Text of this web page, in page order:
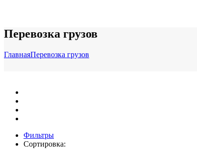
Перевозка грузов
ГлавнаяПеревозка грузов
Фильтры
Сортировка: